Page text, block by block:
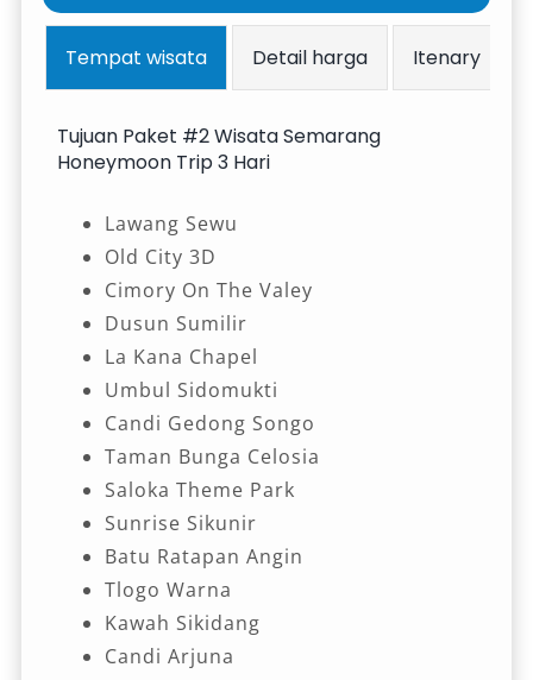
Tempat wisata Detail harga Itenary
Tujuan Paket #2 Wisata Semarang
Honeymoon Trip 3 Hari
Lawang Sewu
Old City 3D
Cimory On The Valey
Dusun Sumilir
La Kana Chapel
Umbul Sidomukti
Candi Gedong Songo
Taman Bunga Celosia
Saloka Theme Park
Sunrise Sikunir
Batu Ratapan Angin
Tlogo Warna
Kawah Sikidang
Candi Arjuna